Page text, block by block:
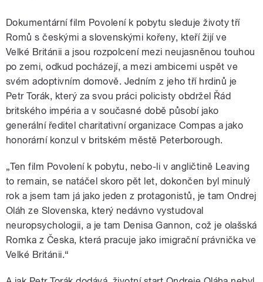
Dokumentární film Povolení k pobytu sleduje životy tří
Romů s českými a slovenskými kořeny, kteří žijí ve
Velké Británii a jsou rozpolcení mezi neujasněnou touhou
po zemi, odkud pocházejí, a mezi ambicemi uspět ve
svém adoptivním domově. Jedním z jeho tří hrdinů je
Petr Torák, který za svou práci policisty obdržel Řád
britského impéria a v současné době působí jako
generální ředitel charitativní organizace Compas a jako
honorární konzul v britském městě Peterborough.
„Ten film Povolení k pobytu, nebo-li v angličtině Leaving
to remain, se natáčel skoro pět let, dokončen byl minulý
rok a jsem tam já jako jeden z protagonistů, je tam Ondrej
Oláh ze Slovenska, který nedávno vystudoval
neuropsychologii, a je tam Denisa Gannon, což je olašská
Romka z Česka, která pracuje jako imigrační právnička ve
Velké Británii.“